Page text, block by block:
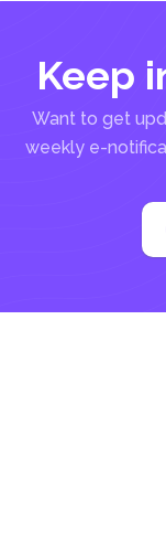
Keep
Want to get
weekly e-